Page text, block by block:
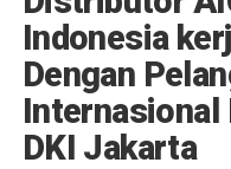
Indonesia
Dengan
Internasional
DKI Jakarta